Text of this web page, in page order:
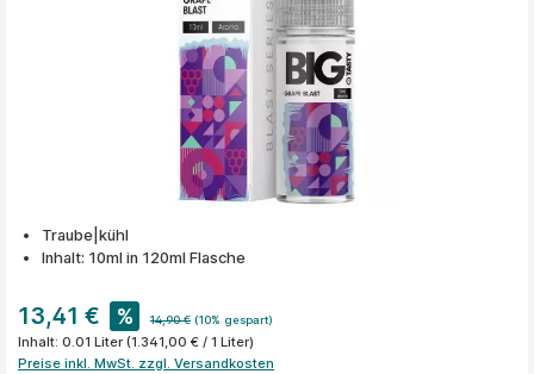
Traube|kühl
Inhalt: 10ml in 120ml Flasche
13,41 € % 14,90 € (10% gespart)
Inhalt: 0.01 Liter (1.341,00 € / 1 Liter)
Preise inkl. MwSt. zzgl. Versandkosten